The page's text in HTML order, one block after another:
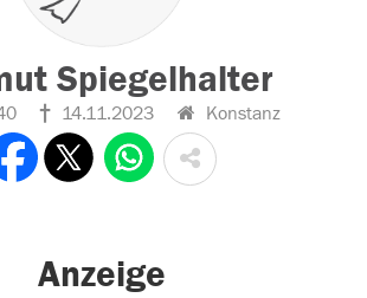
Spiegelhalter
14.11.2023 Konstanz
Anzeige